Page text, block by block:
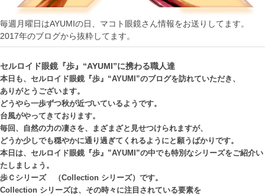
毎週月曜日はAYUMIの日、マコト眼鏡さん情報をお送りしてます。
2017年のブログから抜粋してます。
セルロイド眼鏡『歩』“AYUMI”に携わる職人達
本日も、セルロイド眼鏡『歩』“AYUMI”のブログを訪れていただき、
ありがとうございます。
どうやら一歩ずつ秋が近づいているようです。
台風がやってきております。
毎回、自然の力の凄さを、まざまざと見せつけられますが、
どうか少しでも穏やかに通り過ぎてくれるようにと願うばかりです。
本日は、セルロイド眼鏡『歩』”AYUMI”の中でも特別なシリーズをご紹介い
たしましょう。
歩Ｃシリーズ （Collection シリーズ）です。
Collection シリーズは、その時々に注目されている要素を